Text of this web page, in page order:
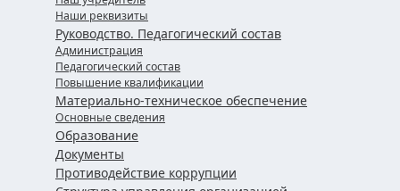
Наши реквизиты
Руководство. Педагогический состав
Администрация
Педагогический состав
Повышение квалификации
Материально-техническое обеспечение
Основные сведения
Образование
Документы
Противодействие коррупции